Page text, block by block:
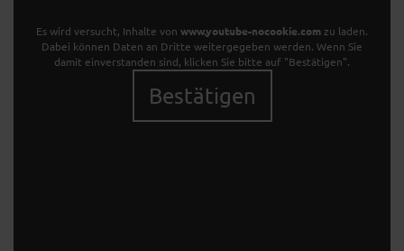
Es wird versucht, Inhalte von www.youtube-nocookie.com zu laden.
Dabei können Daten an Dritte weitergegeben werden. Wenn Sie
damit einverstanden sind, klicken Sie bitte auf "Bestätigen".
Bestätigen